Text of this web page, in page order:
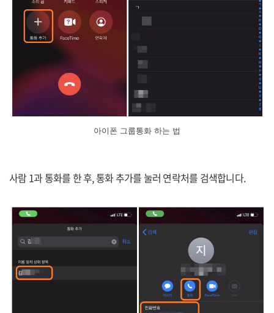
아이폰 그룹통화 하는 법
사람 1과 통화를 한 후, 통화 추가를 눌러 연락처를 검색합니다.